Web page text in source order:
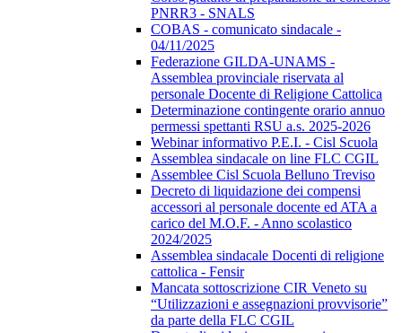
PNRR3 - SNALS
COBAS - comunicato sindacale -
04/11/2025
Federazione GILDA-UNAMS -
Assemblea provinciale riservata al
personale Docente di Religione Cattolica
Determinazione contingente orario annuo
permessi spettanti RSU a.s. 2025-2026
Webinar informativo P.E.I. - Cisl Scuola
Assemblea sindacale on line FLC CGIL
Assemblee Cisl Scuola Belluno Treviso
Decreto di liquidazione dei compensi
accessori al personale docente ed ATA a
carico del M.O.F. - Anno scolastico
2024/2025
Assemblea sindacale Docenti di religione
cattolica - Fensir
Mancata sottoscrizione CIR Veneto su
“Utilizzazioni e assegnazioni provvisorie”
da parte della FLC CGIL